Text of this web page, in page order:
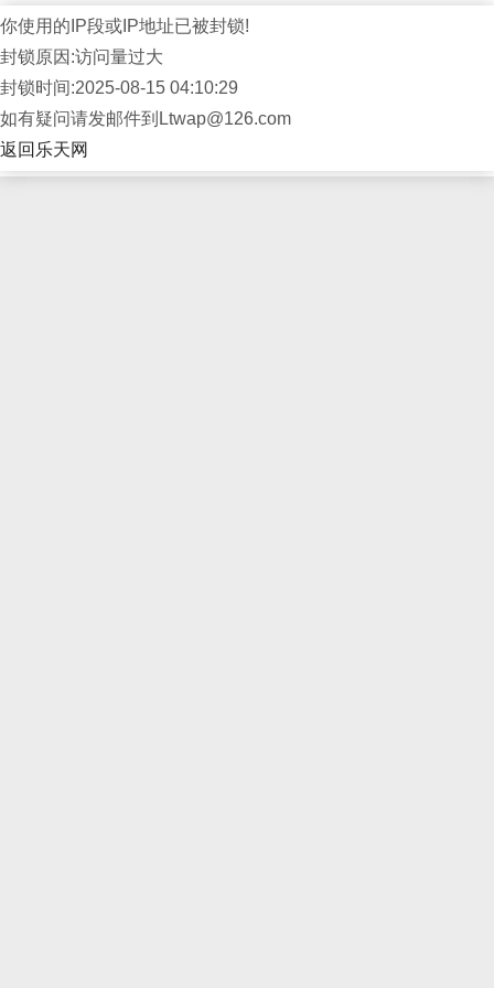
你使用的IP段或IP地址已被封锁!
封锁原因:访问量过大
封锁时间:2025-08-15 04:10:29
如有疑问请发邮件到Ltwap@126.com
返回乐天网